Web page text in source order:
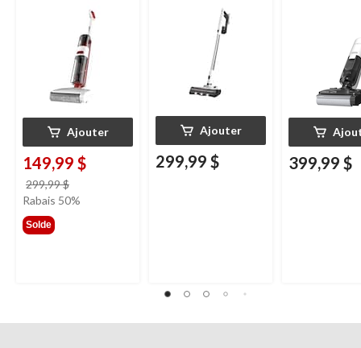
Ajouter
149,99 $
299,99 $
était
Rabais 50%
Solde
Ajouter
299,99 $ 399,99 $